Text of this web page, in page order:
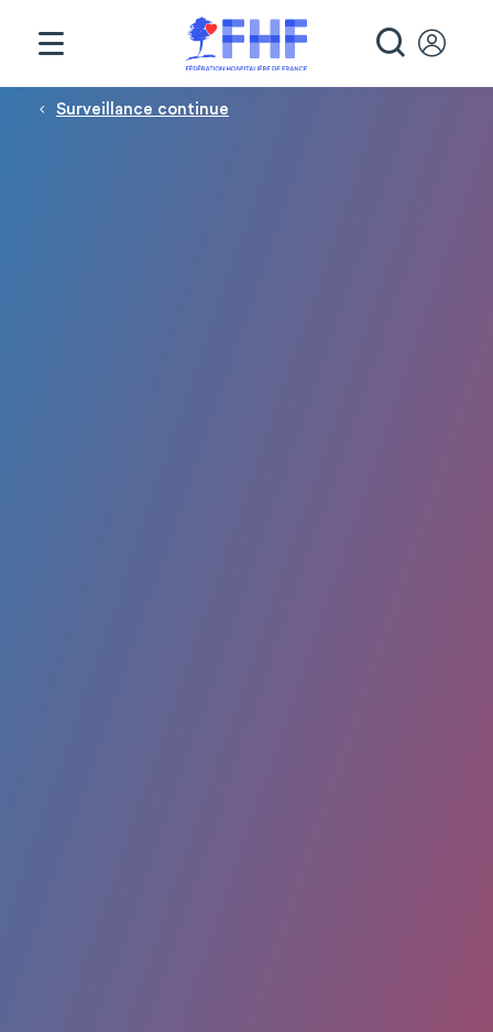
Fil d'Ariane
Surveillance continue
Panneau de gestion des cookies